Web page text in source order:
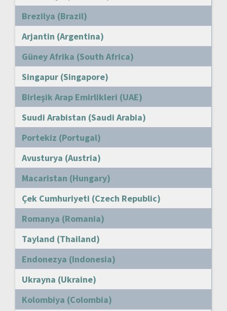
Brezilya (Brazil)
Arjantin (Argentina)
Güney Afrika (South Africa)
Singapur (Singapore)
Birleşik Arap Emirlikleri (UAE)
Suudi Arabistan (Saudi Arabia)
Portekiz (Portugal)
Avusturya (Austria)
Macaristan (Hungary)
Çek Cumhuriyeti (Czech Republic)
Romanya (Romania)
Tayland (Thailand)
Endonezya (Indonesia)
Ukrayna (Ukraine)
Kolombiya (Colombia)